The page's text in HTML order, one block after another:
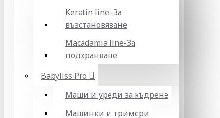
Keratin line–За
възстановяване
Macadamia line-За
подхранване
Babyliss Pro
Маши и уреди за къдрене
Машинки и тримери